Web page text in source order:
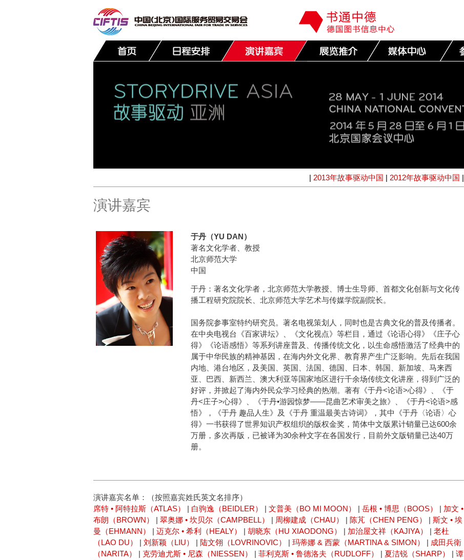
| 2013年故事驱动中国 | 2012年故事驱动中国 |
演讲嘉宾
于丹（YU DAN）
著名文化学者、教授
北京师范大学
中国
于丹：著名文化学者，北京师范大学教授、博士生导师、首都文化创新与文化传
播工程研究院院长、北京师范大学艺术与传媒学院副院长。
国务院参事室特约研究员。著名电视策划人，同时也是古典文化的普及传播者。
在中央电视台《百家讲坛》、《文化视点》等栏目，通过《论语心得》《庄子心
得》《论语感悟》等系列讲座普及、传播传统文化，以生命感悟激活了经典中的
属于中华民族的精神基因，在海内外文化界、教育界产生广泛影响。先后在我国
内地、港台地区，及美国、英国、法国、德国、日本、韩国、新加坡、马来西
亚、巴西、新西兰、澳大利亚等国家地区进行千余场传统文化讲座，得到广泛的
好评，并掀起了海内外民众学习经典的热潮。著有《于丹<论语>心得》、《于
丹<庄子>心得》、《于丹•游园惊梦——昆曲艺术审美之旅》、《于丹<论语>感
悟》，《于丹 趣品人生》及《于丹 重温最美古诗词》，其中《于丹〈论语〉心
得》一书获得了世界知识产权组织的版权金奖，简体中文版累计销量已达600余
万册，多次再版，已被译为30余种文字在各国发行，目前外文版销量已达40万
册。
演讲嘉宾名单：（按照嘉宾姓氏英文名排序）
席特 • 阿特拉斯（ATLAS）
| 白驹逸（BEIDLER） | 文普美（BO MI MOON） | 岳根 • 博思（BOOS） | 加文 •
布朗（BROWN）
| 翠奥娜 • 坎贝尔（CAMPBELL） | 周柳建成（CHAU） | 陈芃（CHEN PENG） | 斯文 • 埃
曼（EHMANN）
| 迈克尔 • 希利（HEALY） | 胡晓东（HU XIAODONG） | 加治屋文祥（KAJIYA） | 老杜
（LAO DU）
| 刘新颖（LIU） | 陆文翎（LOVRINOVIC） | 玛蒂娜 & 西蒙（MARTINA & SIMON） | 成田兵衛
（NARITA）
| 克劳迪尤斯 • 尼森（NIESSEN） | 菲利克斯 • 鲁德洛夫（RUDLOFF） | 夏洁锐（SHARP） | 谭